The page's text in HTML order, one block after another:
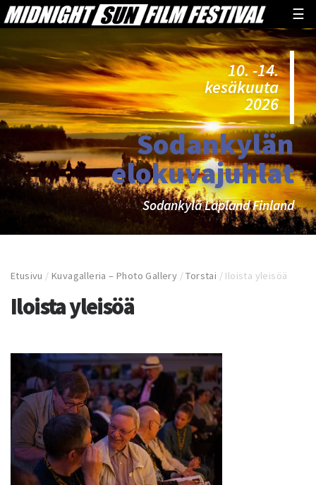
☰
10. -14.
kesäkuuta
2026
Sodankylän
elokuvajuhlat
Sodankylä Lapland Finland
Etusivu /Kuvagalleria – Photo Gallery /Torstai / Iloista yleisöä
Iloista yleisöä